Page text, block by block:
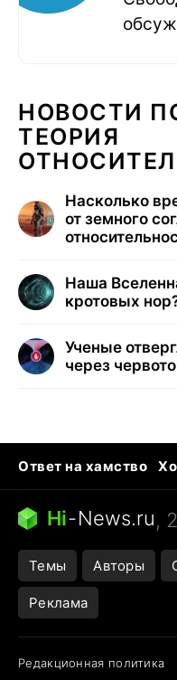
НОВОСТИ
ТЕОРИЯ
Насколько
от земного
Наша
кротовых
Ученые
через
Ответ на хамство
Бензин 100 и 95
Следующая пандемия
Hi-News.ru,
Темы Авторы
Реклама
Редакционная политика